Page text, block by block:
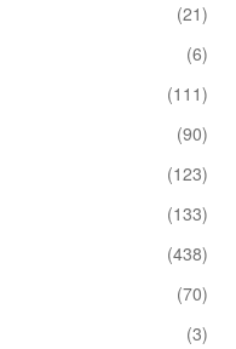
(21)
(6)
(111)
(90)
(123)
(133)
(438)
(70)
(3)